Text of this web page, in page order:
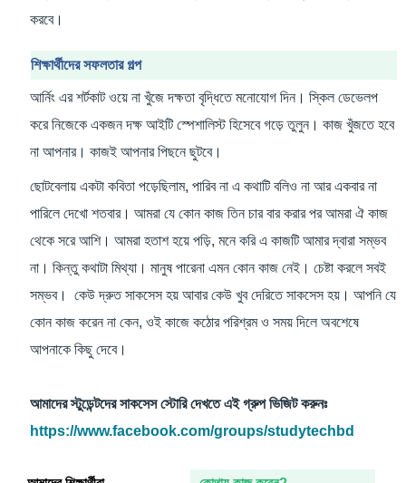
করবে।
শিক্ষার্থীদের সফলতার গল্প
আর্নিং এর শর্টকাট ওয়ে না খুঁজে দক্ষতা বৃদ্ধিতে মনোযোগ দিন। স্কিল ডেভেলপ
করে নিজেকে একজন দক্ষ আইটি স্পেশালিস্ট হিসেবে গড়ে তুলুন। কাজ খুঁজতে হবে
না আপনার। কাজই আপনার পিছনে ছুটবে।
ছোটবেলায় একটা কবিতা পড়েছিলাম, পারিব না এ কথাটি বলিও না আর একবার না
পারিলে দেখো শতবার। আমরা যে কোন কাজ তিন চার বার করার পর আমরা ঐ কাজ
থেকে সরে আশি। আমরা হতাশ হয়ে পড়ি, মনে করি এ কাজটি আমার দ্বারা সম্ভব
না। কিন্তু কথাটা মিথ্যা। মানুষ পারেনা এমন কোন কাজ নেই। চেষ্টা করলে সবই
সম্ভব। কেউ দ্রুত সাকসেস হয় আবার কেউ খুব দেরিতে সাকসেস হয়। আপনি যে
কোন কাজ করেন না কেন, ওই কাজে কঠোর পরিশ্রম ও সময় দিলে অবশেষে
আপনাকে কিছু দেবে।
আমাদের স্টুডেন্টদের সাকসেস স্টোরি দেখতে এই গ্রুপ ভিজিট করুনঃ
https://www.facebook.com/groups/studytechbd